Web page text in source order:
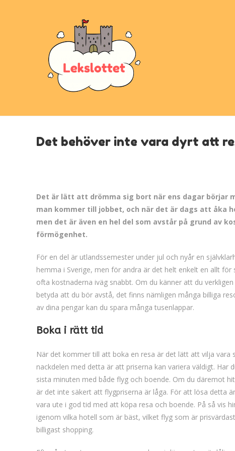
Det behöver inte vara dyrt att
Det är lätt att drömma sig bort när ens dagar börjar
man kommer till jobbet, och när det är dags att åka
men det är även en hel del som avstår på grund av
förmögenhet.
För en del är utlandssemester under jul och nyår en
hemma i Sverige, men för andra är det helt enkelt en allt
ofta kostnaderna iväg snabbt. Om du känner att du
betyda att du bör avstå, det finns nämligen många billiga
av dina pengar kan du spara många tusenlappar.
Boka i rätt tid
När det kommer till att boka en resa är det lätt att vilja vara
nackdelen med detta är att priserna kan variera väldigt. Har
sista minuten med både flyg och boende. Om du däremot
är det inte säkert att flygpriserna är låga. För att lösa detta
vara ute i god tid med att köpa resa och boende. På så vis
igenom vilka hotell som är bäst, vilket flyg som är
billigast shopping.